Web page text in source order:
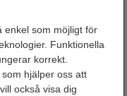
enkel som möjligt för
Funktionella
korrekt.
hjälper oss att
också visa dig
beskrivningen